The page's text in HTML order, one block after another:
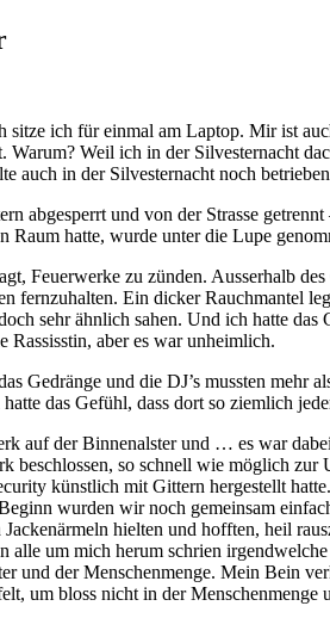
ich für einmal am Laptop. Mir ist
Weil ich in der Silvesternacht
auch in der Silvesternacht noch
abgesperrt und von der Strasse
Raum hatte, wurde unter die Lupe
Feuerwerke zu zünden. Ausserhalb
fernzuhalten. Ein dicker Rauchmantel
sehr ähnlich sahen. Und ich hatte
aber es war unheimlich.
Gedränge und die DJ’s mussten
das Gefühl, dass dort so ziemlich
auf der Binnenalster und … es war
so schnell wie möglich
künstlich mit Gittern hergestellt
wurden wir noch gemeinsam
hielten und hofften, heil
um mich herum schrien
und der Menschenmenge. Mein Bein
um bloss nicht in der